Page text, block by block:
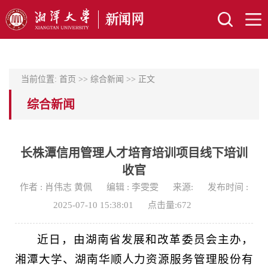
当前位置: 首页 >> 综合新闻 >> 正文
综合新闻
长株潭信用管理人才培育培训项目线下培训
收官
作者 : 肖伟志 黄佩 编辑 : 李雯雯 来源:
发布时间 :
2025-07-10 15:38:01
点击量:672
近日，由湖南省发展和改革委员会主办，
湘潭大学、湖南华顺人力资源服务管理股份有